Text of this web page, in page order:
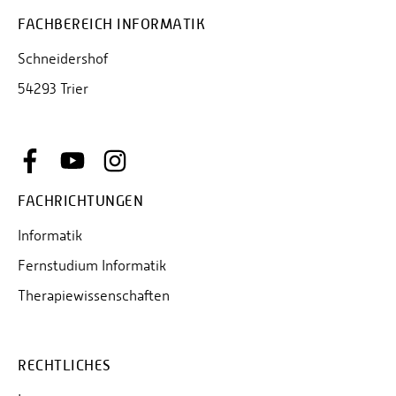
FACHBEREICH INFORMATIK
Schneidershof
54293 Trier
FACHRICHTUNGEN
Informatik
Fernstudium Informatik
Therapiewissenschaften
RECHTLICHES